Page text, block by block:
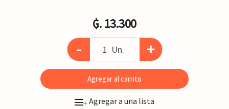
₲. 13.300
- Un. +
Agregar al carrito
+Agregar a una lista